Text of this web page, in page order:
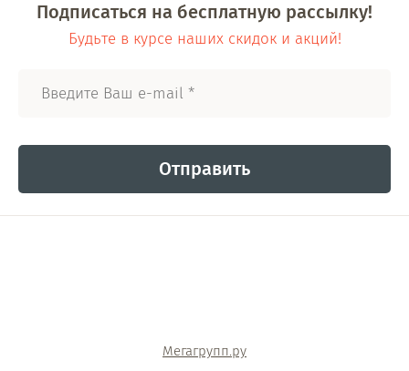
Подписаться на бесплатную рассылку!
Будьте в курсе наших скидок и акций!
Отправить
Мегагрупп.ру